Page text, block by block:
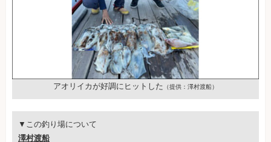
アオリイカが好調にヒットした （提供：澤村渡船）
▼この釣り場について
澤村渡船